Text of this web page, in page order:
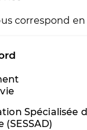
correspond
Spécialisée
(SESSAD)